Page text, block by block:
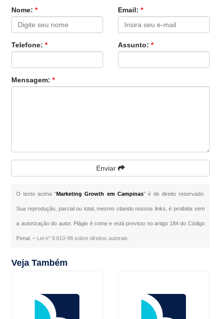
Nome:* Email: *
Telefone:* Assunto: *
Mensagem:*
Enviar
O texto acima "Marketing Growth em Campinas" é de direito reservado.
Sua reprodução, parcial ou total, mesmo citando nossos links, é proibida sem
a autorização do autor. Plágio é crime e está previsto no artigo 184 do Código
Penal. – Lei n° 9.610-98 sobre direitos autorais
Veja Também